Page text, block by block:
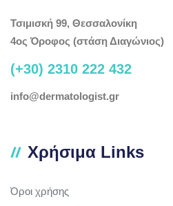
Τσιμισκή 99, Θεσσαλονίκη
4ος Όροφος (στάση Διαγώνιος)
(+30) 2310 222 432
info@dermatologist.gr
Χρήσιμα Links
Όροι χρήσης